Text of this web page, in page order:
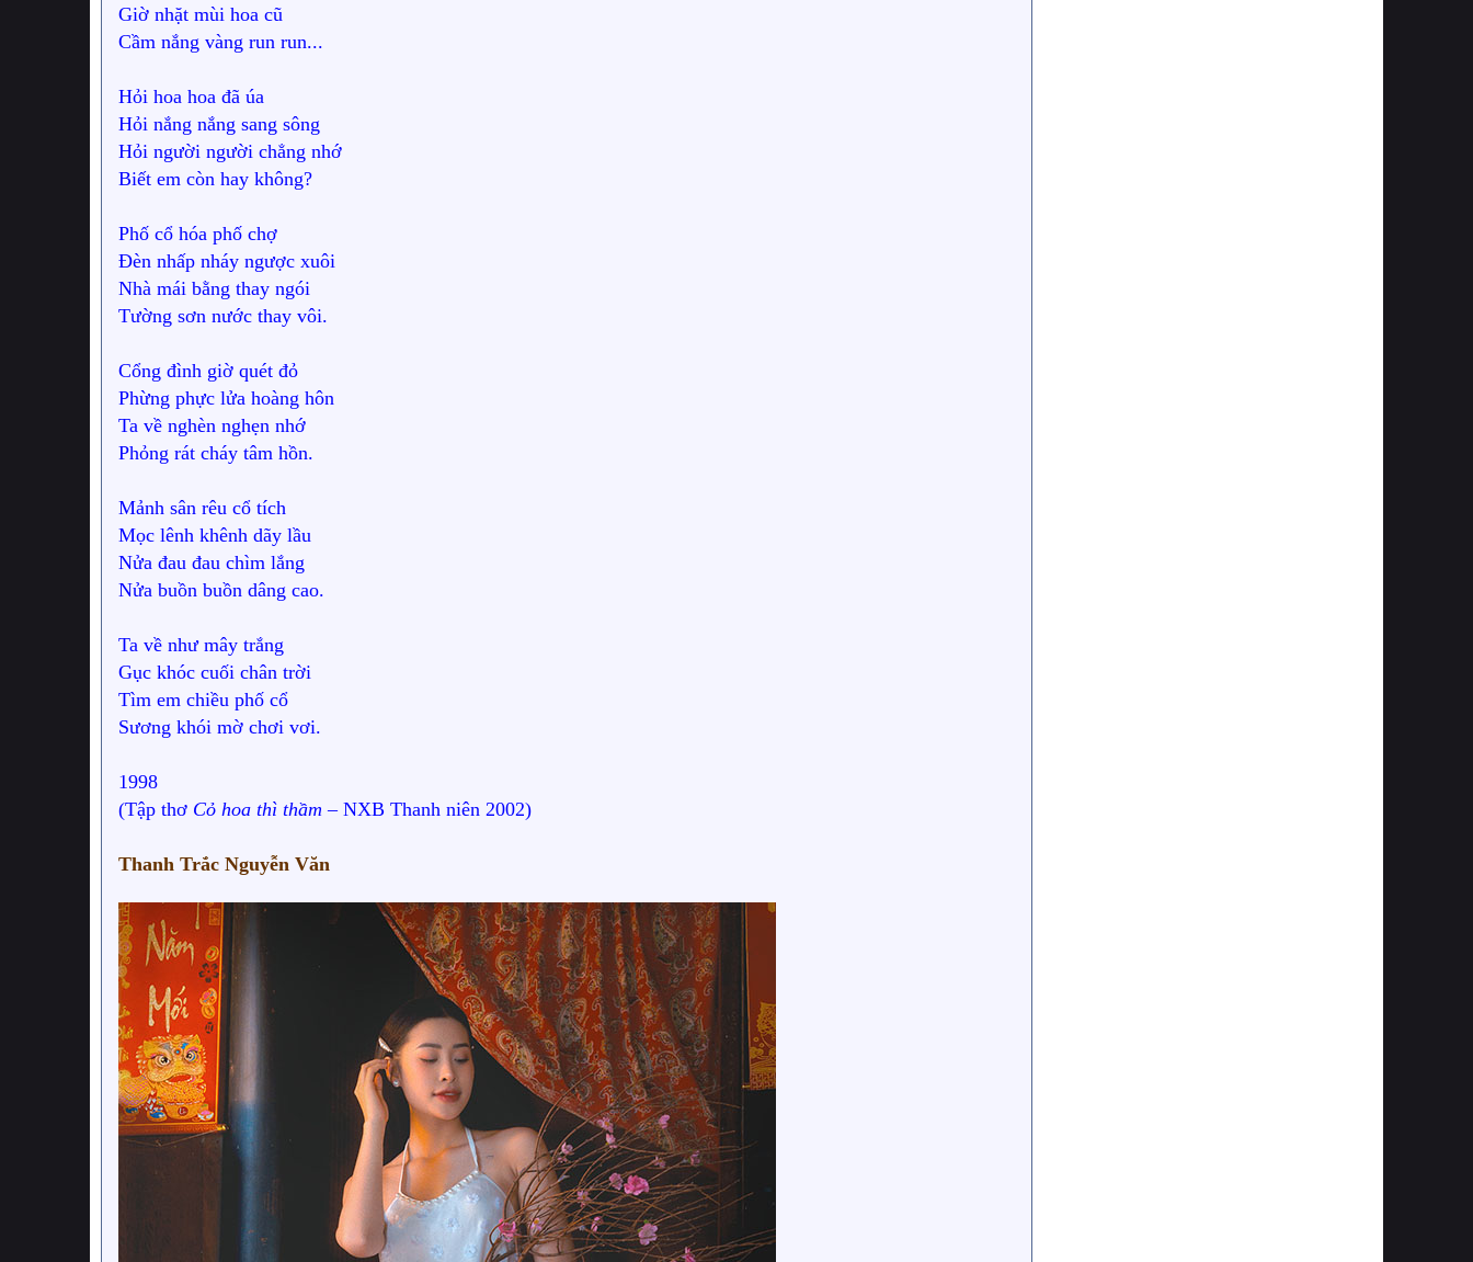
Giờ nhặt mùi hoa cũ
Cầm nắng vàng run run...
Hỏi hoa hoa đã úa
Hỏi nắng nắng sang sông
Hỏi người người chẳng nhớ
Biết em còn hay không?
Phố cổ hóa phố chợ
Đèn nhấp nháy ngược xuôi
Nhà mái bằng thay ngói
Tường sơn nước thay vôi.
Cổng đình giờ quét đỏ
Phừng phực lửa hoàng hôn
Ta về nghèn nghẹn nhớ
Phỏng rát cháy tâm hồn.
Mảnh sân rêu cổ tích
Mọc lênh khênh dãy lầu
Nửa đau đau chìm lắng
Nửa buồn buồn dâng cao.
Ta về như mây trắng
Gục khóc cuối chân trời
Tìm em chiều phố cổ
Sương khói mờ chơi vơi.
1998
(Tập thơ Cỏ hoa thì thầm – NXB Thanh niên 2002)
Thanh Trắc Nguyễn Văn